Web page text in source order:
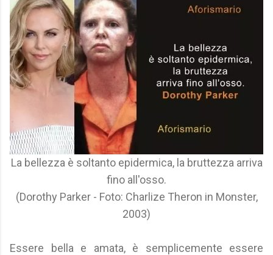
La bellezza è soltanto epidermica, la bruttezza arriva
fino all'osso.
(Dorothy Parker - Foto: Charlize Theron in Monster,
2003)
Essere bella e amata, è semplicemente essere